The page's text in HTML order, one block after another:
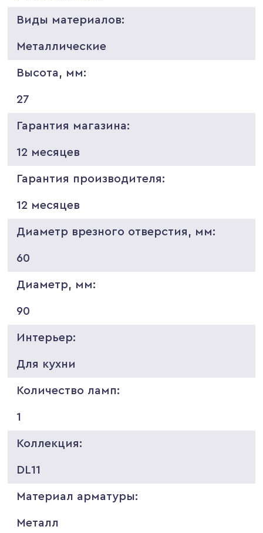
Виды материалов:
Металлические
Высота, мм:
27
Гарантия магазина:
12 месяцев
Гарантия производителя:
12 месяцев
Диаметр врезного отверстия, мм:
60
Диаметр, мм:
90
Интерьер:
Для кухни
Количество ламп:
1
Коллекция:
DL11
Материал арматуры:
Металл